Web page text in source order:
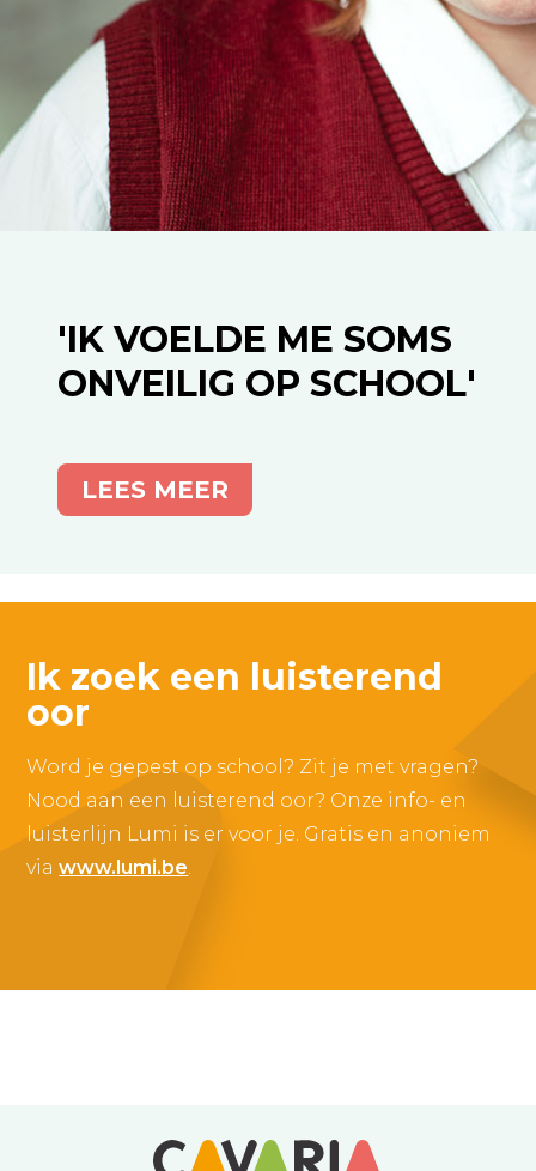
'IK VOELDE ME SOMS
ONVEILIG OP SCHOOL'
LEES MEER
Ik zoek een luisterend
oor
Word je gepest op school? Zit je met vragen?
Nood aan een luisterend oor? Onze info- en
luisterlijn Lumi is er voor je. Gratis en anoniem
viawww.lumi.be.